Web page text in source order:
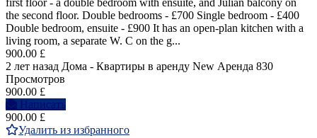
first floor - a double bedroom with ensuite, and Julian balcony on
the second floor. Double bedrooms - £700 Single bedroom - £400
Double bedroom, ensuite - £900 It has an open-plan kitchen with a
living room, a separate W. C on the g...
900.00 £
2 лет назад Дома - Квартиры в аренду New Аренда 830
Просмотров
900.00 £
Написать
900.00 £
Удалить из избранного